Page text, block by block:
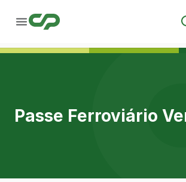
Passe Ferroviário